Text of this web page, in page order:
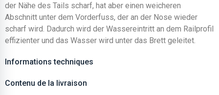
der Nähe des Tails scharf, hat aber einen weicheren
Abschnitt unter dem Vorderfuss, der an der Nose wieder
scharf wird. Dadurch wird der Wassereintritt an dem Railprofil
effizienter und das Wasser wird unter das Brett geleitet.
Informations techniques
Contenu de la livraison